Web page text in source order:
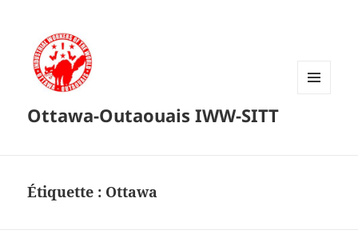
Ottawa-Outaouais IWW-SITT
Étiquette : Ottawa